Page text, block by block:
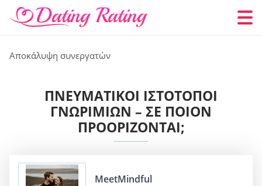
Αποκάλυψη συνεργατών
ΠΝΕΥΜΑΤΙΚΟΊ ΙΣΤΌΤΟΠΟΙ
ΓΝΩΡΙΜΙΏΝ – ΣΕ ΠΟΙΟΝ
ΠΡΟΟΡΊΖΟΝΤΑΙ;
MeetMindful